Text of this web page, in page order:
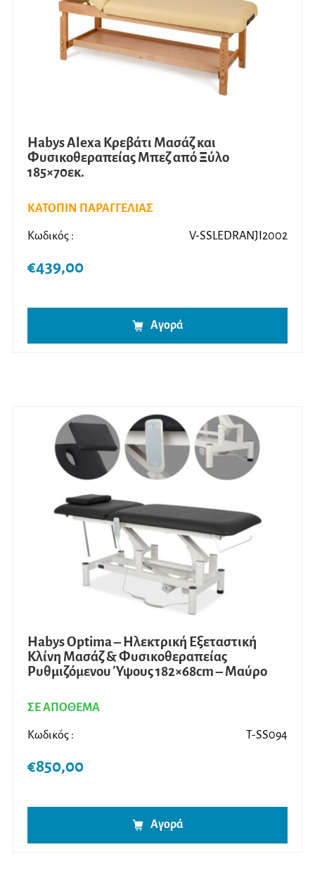
Habys Alexa Κρεβάτι Μασάζ και
Φυσικοθεραπείας Μπεζ από Ξύλο
185×70εκ.
ΚΑΤΟΠΙΝ ΠΑΡΑΓΓΕΛΙΑΣ
Κωδικός : V-SSLEDRANJI2002
€439,00
Αγορά
Habys Optima – Ηλεκτρική Εξεταστική
Κλίνη Μασάζ & Φυσικοθεραπείας
Ρυθμιζόμενου Ύψους 182×68cm – Μαύρο
ΣΕ ΑΠΟΘΕΜΑ
Κωδικός : T-SS094
€850,00
Αγορά